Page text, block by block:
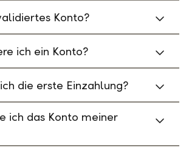
Konto?
ich ein Konto?
die erste Einzahlung?
ich das Konto meiner